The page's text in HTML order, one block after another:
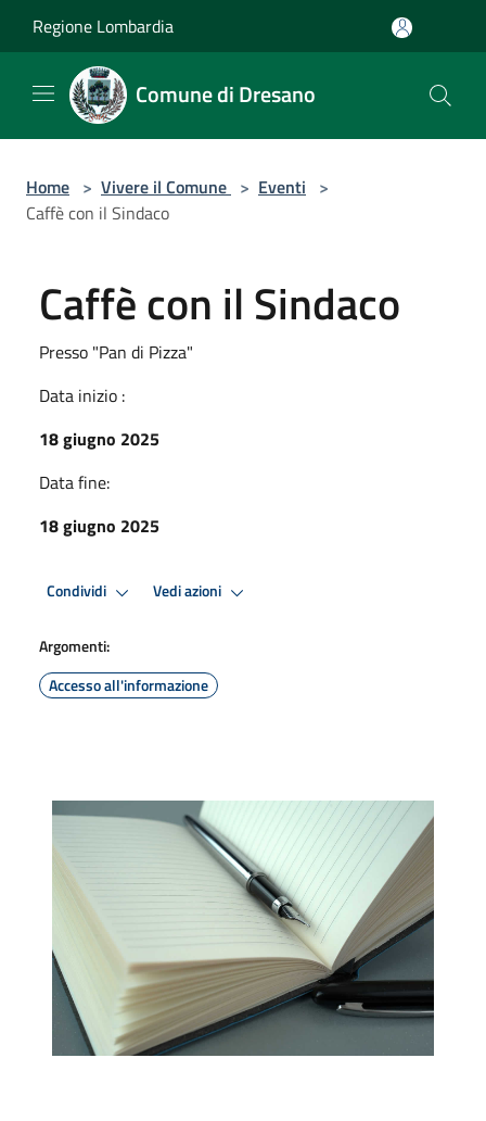
Regione Lombardia
Comune di Dresano
Home > Vivere il Comune > Eventi >
Caffè con il Sindaco
Caffè con il Sindaco
Presso "Pan di Pizza"
Data inizio :
18 giugno 2025
Data fine:
18 giugno 2025
Condividi Vedi azioni
Argomenti:
Accesso all'informazione